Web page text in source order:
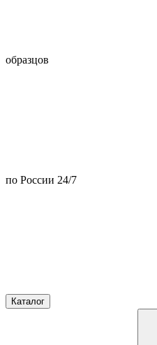
образцов
по России 24/7
Каталог